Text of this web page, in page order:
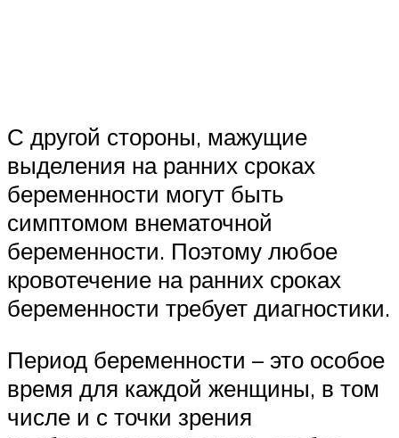
С другой стороны, мажущие
выделения на ранних сроках
беременности могут быть
симптомом внематочной
беременности. Поэтому любое
кровотечение на ранних сроках
беременности требует диагностики.
Период беременности – это особое
время для каждой женщины, в том
числе и с точки зрения